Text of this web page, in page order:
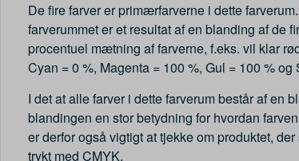
De fire farver er primærfarverne i dette
farverummet er et resultat af en blanding af de
procentuel mætning af farverne, f.eks. vil klar
Cyan = 0 %, Magenta = 100 %, Gul = 100 % og
I det at alle farver i dette farverum består af en
blandingen en stor betydning for hvordan
er derfor også vigtigt at tjekke om produktet,
trykt med CMYK.